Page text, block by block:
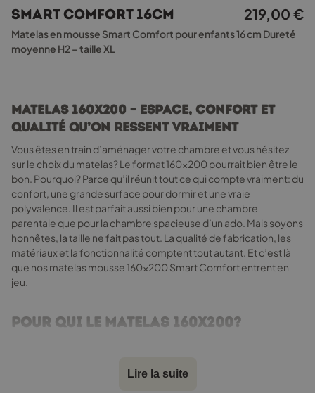
plusieurs
variations.
Les
options
choisies
sur
la
page
du
produit
Smart Comfort 16cm 219,00 €
Matelas en mousse Smart Comfort pour enfants 16 cm Dureté
moyenne H2 – taille XL
Matelas 160x200 – espace, confort et
qualité qu’on ressent vraiment
Vous êtes en train d’aménager votre chambre et vous hésitez
sur le choix du matelas? Le format 160x200 pourrait bien être le
bon. Pourquoi? Parce qu’il réunit tout ce qui compte vraiment: du
confort, une grande surface pour dormir et une vraie
polyvalence. Il est parfait aussi bien pour une chambre
parentale que pour la chambre spacieuse d’un ado. Mais soyons
honnêtes, la taille ne fait pas tout. La qualité de fabrication, les
matériaux et la fonctionnalité comptent tout autant. Et c’est là
que nos matelas mousse 160x200 Smart Comfort entrent en
jeu.
Pour qui le matelas 160x200?
votre enfant ou… avec votre chat qui squatte toujours la moitié
Lire la suite